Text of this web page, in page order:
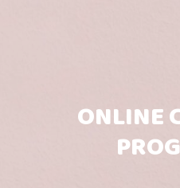
ONLINE